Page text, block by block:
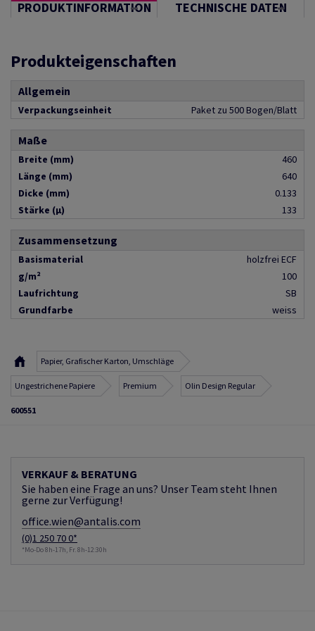
PRODUKTINFORMATION TECHNISCHE DATEN
Produkteigenschaften
Allgemein
Verpackungseinheit Paket zu 500 Bogen/Blatt
Maße
Breite (mm)
460
Länge (mm)
640
Dicke (mm)
0.133
Stärke (µ)
133
Zusammensetzung
Basismaterial
holzfrei ECF
g/m²
100
Laufrichtung
SB
Grundfarbe
weiss
Papier, Grafischer Karton, Umschläge
Ungestrichene Papiere Premium Olin Design Regular
600551
VERKAUF & BERATUNG
Sie haben eine Frage an uns? Unser Team steht Ihnen
gerne zur Verfügung!
office.wien@antalis.com
(0)1 250 70 0*
*Mo-Do 8h-17h, Fr. 8h-12:30h